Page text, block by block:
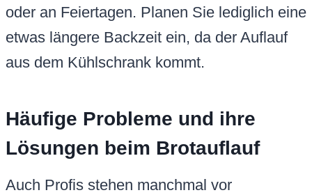
oder an Feiertagen. Planen Sie lediglich eine
etwas längere Backzeit ein, da der Auflauf
aus dem Kühlschrank kommt.
Häufige Probleme und ihre
Lösungen beim Brotauflauf
Auch Profis stehen manchmal vor